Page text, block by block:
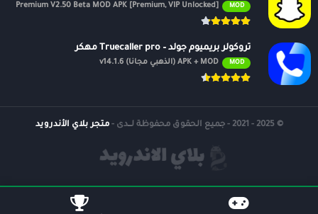
MOD
Premium V2.50 Beta MOD APK [Premium, VIP Unlocked]
تروكولر بريميوم جولد – Truecaller pro مهكر
MOD APK + MOD (الذهبي مجانًا) v14.1.6
© 2025 - 2021 - جميع الحقوق محفوظة لــدى - متجر بلاي الأندرويد